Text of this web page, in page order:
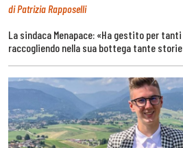
di Patrizia Rapposelli
La sindaca Menapace: «Ha gestito per
raccogliendo nella sua bottega tante